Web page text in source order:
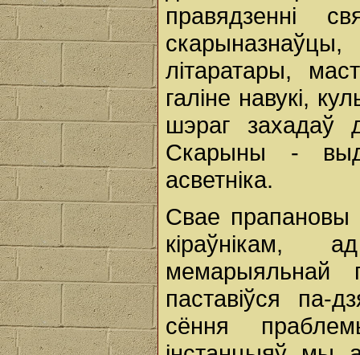
правядзенні
літаратары,
галіне навукі,
шэраг захадаў
Скарыны -
асветніка.
Свае прапановы
кіраўнікам,
паставіўся па-
сёння